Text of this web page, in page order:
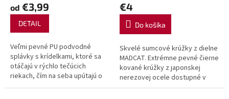
od €3,99
DETAIL
Veľmi pevné PU podvodné
splávky s krídelkami, ktoré sa
otáčajú v rýchlo tečúcich
riekach, čím na seba upútajú o
trochu viac pozornosti, čo môže
€4
Do košíka
Skvelé sumcové krúžky z dielne
MADCAT. Extrémne pevné čierne
kované krúžky z japonskej
nerezovej ocele dostupné v
dvoch veľkostiach: 10mm a